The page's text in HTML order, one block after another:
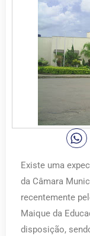
Existe uma
da Câmara
recentemente
Maique da
disposição,